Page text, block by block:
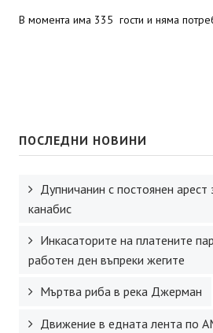
В момента има 335 гости и няма
ПОСЛЕДНИ НОВИНИ
Дупничанин с постоянен
канабис
Инкасаторите на платените
работен ден въпреки жегите
Мъртва риба в река Джерман
Движение в едната лента по